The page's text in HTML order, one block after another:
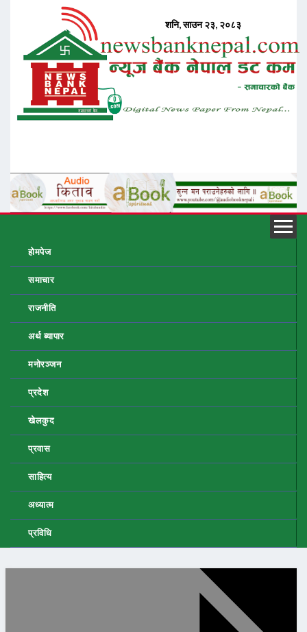
होमपेज
समाचार
राजनीति
अर्थ ब्यापार
मनोरञ्जन
प्रदेश
खेलकुद
प्रवास
साहित्य
अध्यात्म
प्रविधि